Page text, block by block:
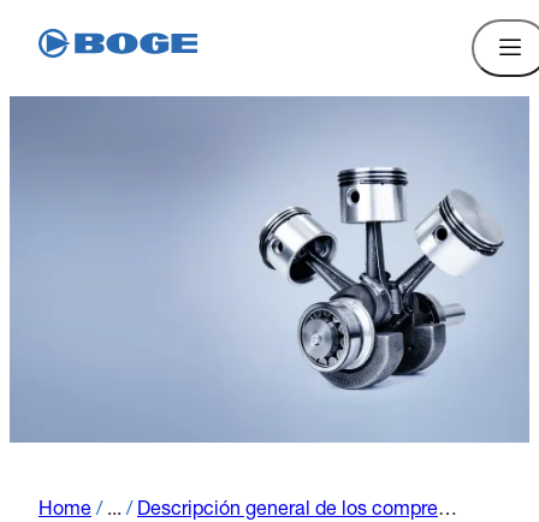
Home / ... / Descripción general de los compresores de pistón